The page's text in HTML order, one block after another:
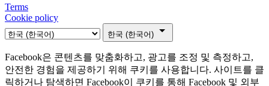
Terms
Cookie policy
한국 (한국어)
Facebook은 콘텐츠를 맞춤화하고, 광고를 조정 및 측정하고,
안전한 경험을 제공하기 위해 쿠키를 사용합니다. 사이트를 클
릭하거나 탐색하면 Facebook이 쿠키를 통해 Facebook 및 외부